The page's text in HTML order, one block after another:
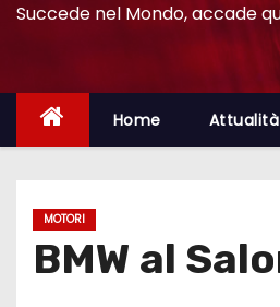
Succede nel Mondo, accade
Home Attualità
MOTORI
BMW al